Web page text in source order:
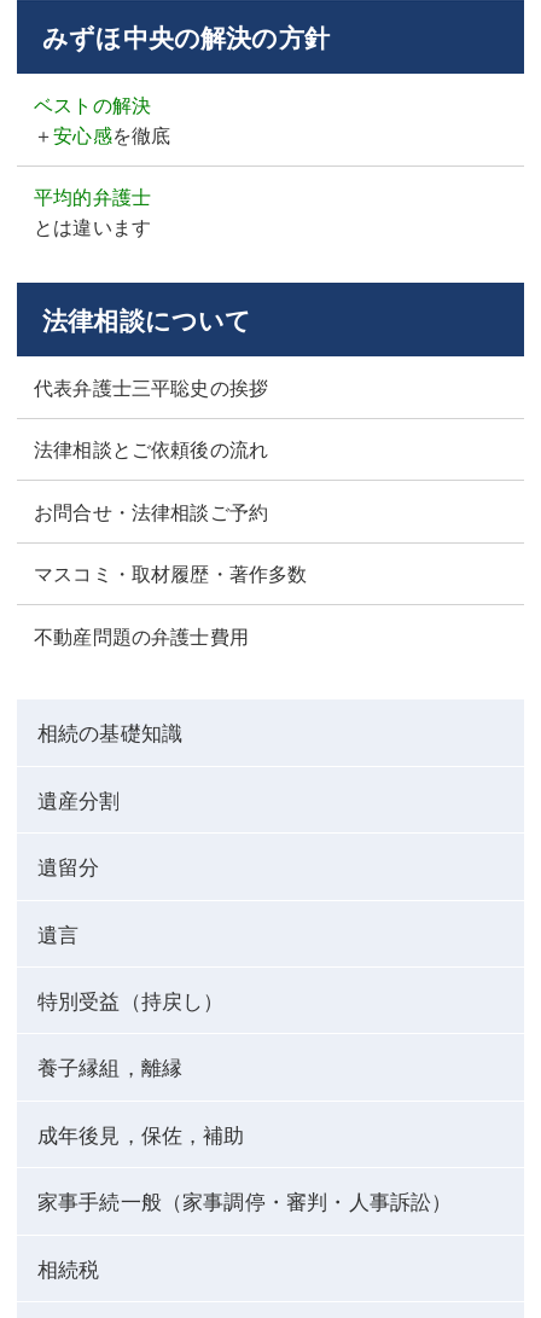
みずほ中央の解決の方針
ベストの解決
＋安心感を徹底
平均的弁護士
とは違います
法律相談について
代表弁護士三平聡史の挨拶
法律相談とご依頼後の流れ
お問合せ・法律相談ご予約
マスコミ・取材履歴・著作多数
不動産問題の弁護士費用
相続の基礎知識
遺産分割
遺留分
遺言
特別受益（持戻し）
養子縁組，離縁
成年後見，保佐，補助
家事手続一般（家事調停・審判・人事訴訟）
相続税